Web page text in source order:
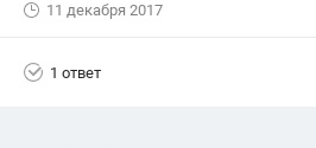
11 декабря 2017
1 ответ